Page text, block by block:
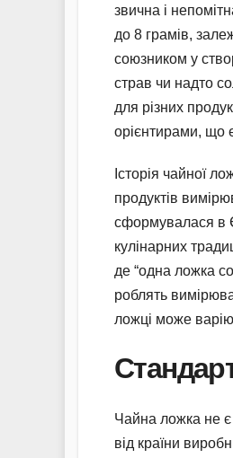
звична і
до 8 грамів,
союзником у
страв чи надто
для різних
орієнтирами, що
Історія чайної
продуктів
сформувалася в
кулінарних
де “одна ложка
роблять
ложці може
Чайна ложка не є
від країни